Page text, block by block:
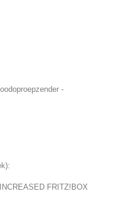
-
FRITZ!BOX